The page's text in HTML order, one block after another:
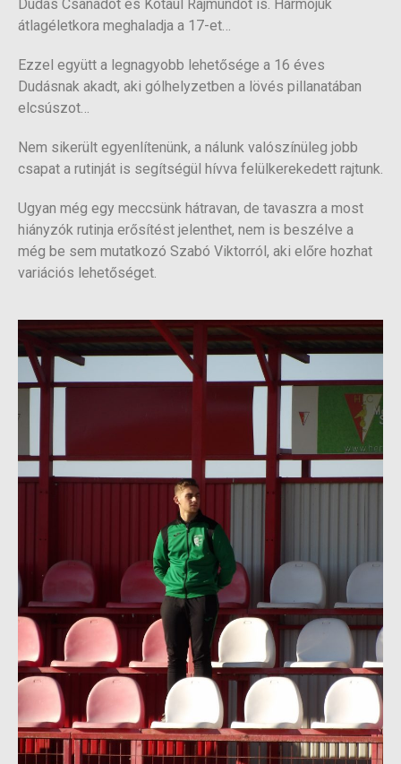
Dudás Csanádot és Kotaul Rajmundot is. Hármójuk
átlagéletkora meghaladja a 17-et…
Ezzel együtt a legnagyobb lehetősége a 16 éves
Dudásnak akadt, aki gólhelyzetben a lövés pillanatában
elcsúszot…
Nem sikerült egyenlítenünk, a nálunk valószínüleg jobb
csapat a rutinját is segítségül hívva felülkerekedett rajtunk.
Ugyan még egy meccsünk hátravan, de tavaszra a most
hiányzók rutinja erősítést jelenthet, nem is beszélve a
még be sem mutatkozó Szabó Viktorról, aki előre hozhat
variációs lehetőséget.